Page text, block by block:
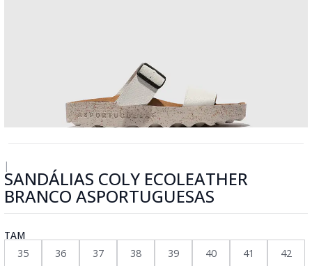
|
SANDÁLIAS COLY ECOLEATHER
BRANCO ASPORTUGUESAS
TAM
35
36 37 38 39 40 41 42